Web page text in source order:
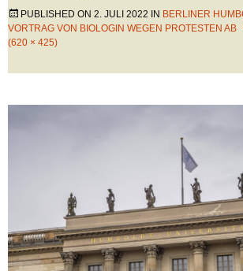
PUBLISHED ON 2. JULI 2022 IN BERLINER
VORTRAG VON BIOLOGIN WEGEN PROTESTEN AB
(620 × 425)